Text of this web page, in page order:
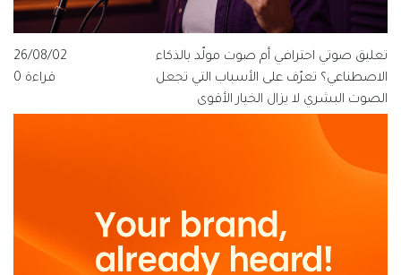
تعليق صوتي احترافي أم صوت مولّد بالذكاء
الاصطناعي؟ تعرّف على الأسباب التي تجعل
الصوت البشري لا يزال الخيار الأقوى
للعلامات التجارية الناطقة بالعربية، ولماذا
تتبنى قيمة فويس شعار "الصوت الذي
يفهم العربية".
26/08/02
قراءة 0